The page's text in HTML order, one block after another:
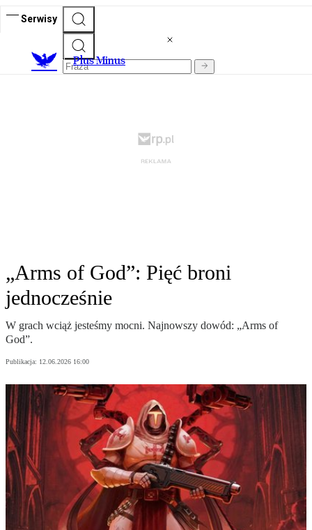
Serwisy
Plus Minus
„Arms of God”: Pięć broni
jednocześnie
W grach wciąż jesteśmy mocni. Najnowszy dowód: „Arms of
God”.
Publikacja: 12.06.2026 16:00